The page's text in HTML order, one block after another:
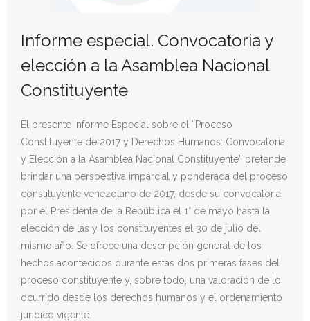
Contacto
Informe especial. Convocatoria y
elección a la Asamblea Nacional
Constituyente
El presente Informe Especial sobre el “Proceso
Constituyente de 2017 y Derechos Humanos: Convocatoria
y Elección a la Asamblea Nacional Constituyente” pretende
brindar una perspectiva imparcial y ponderada del proceso
constituyente venezolano de 2017, desde su convocatoria
por el Presidente de la República el 1° de mayo hasta la
elección de las y los constituyentes el 30 de julio del
mismo año. Se ofrece una descripción general de los
hechos acontecidos durante estas dos primeras fases del
proceso constituyente y, sobre todo, una valoración de lo
ocurrido desde los derechos humanos y el ordenamiento
jurídico vigente.